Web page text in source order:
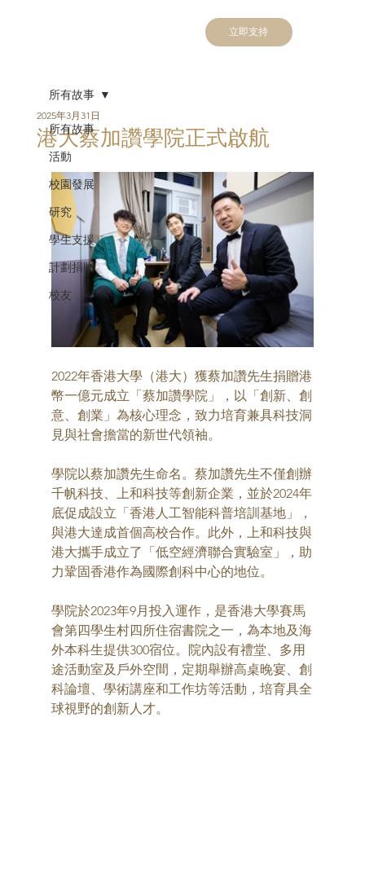
立即支持
所有故事
活動
校園發展
研究
學生支援
計劃捐贈
校友
所有故事
港大蔡加讚學院正式啟航
2025年3月31日
2022年香港大學（港大）獲蔡加讚先生捐贈港
幣一億元成立「蔡加讚學院」，以「創新、創
意、創業」為核心理念，致力培育兼具科技洞
見與社會擔當的新世代領袖。
學院以蔡加讚先生命名。蔡加讚先生不僅創辦
千帆科技、上和科技等創新企業，並於2024年
底促成設立「香港人工智能科普培訓基地」，
與港大達成首個高校合作。此外，上和科技與
港大攜手成立了「低空經濟聯合實驗室」，助
力鞏固香港作為國際創科中心的地位。
學院於2023年9月投入運作，是香港大學賽馬
會第四學生村四所住宿書院之一，為本地及海
外本科生提供300宿位。院內設有禮堂、多用
途活動室及戶外空間，定期舉辦高桌晚宴、創
科論壇、學術講座和工作坊等活動，培育具全
球視野的創新人才。